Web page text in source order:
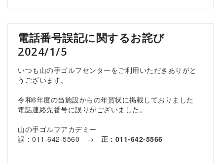
電話番号誤記に関するお詫び
2024/1/5
いつも山の手ゴルフセンターをご利用いただきありがと
うございます。
令和6年度の当施設からの年賀状に掲載しておりました
電話連絡先番号に誤りがございました。
山の手ゴルフアカデミー
誤：011-642-5560 → 正：011-642-5566